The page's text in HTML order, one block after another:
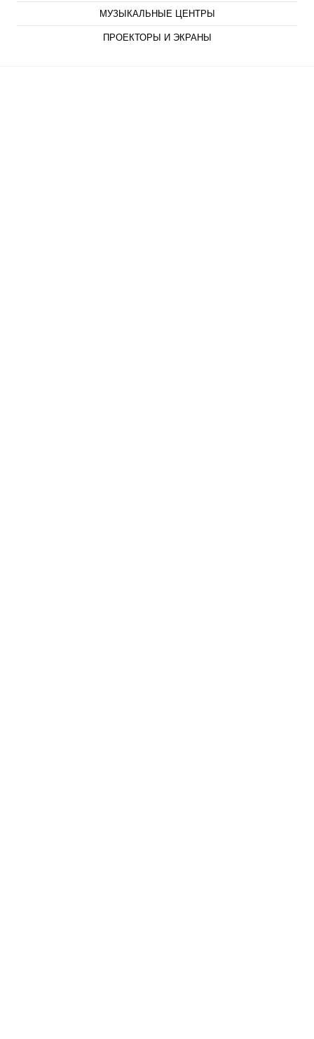
МУЗЫКАЛЬНЫЕ ЦЕНТРЫ
ПРОЕКТОРЫ И ЭКРАНЫ